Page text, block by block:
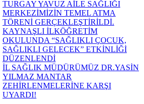
TURGAY YAVUZ AİLE SAĞLIĞI
MERKEZİMİZİN TEMEL ATMA
TÖRENİ GERÇEKLEŞTİRİLDİ.
KAYNAŞLI İLKÖĞRETİM
OKULUNDA “SAĞLIKLI ÇOCUK,
SAĞLIKLI GELECEK” ETKİNLİĞİ
DÜZENLENDİ
İL SAĞLIK MÜDÜRÜMÜZ DR.YASİN
YILMAZ MANTAR
ZEHİRLENMELERİNE KARŞI
UYARDI!